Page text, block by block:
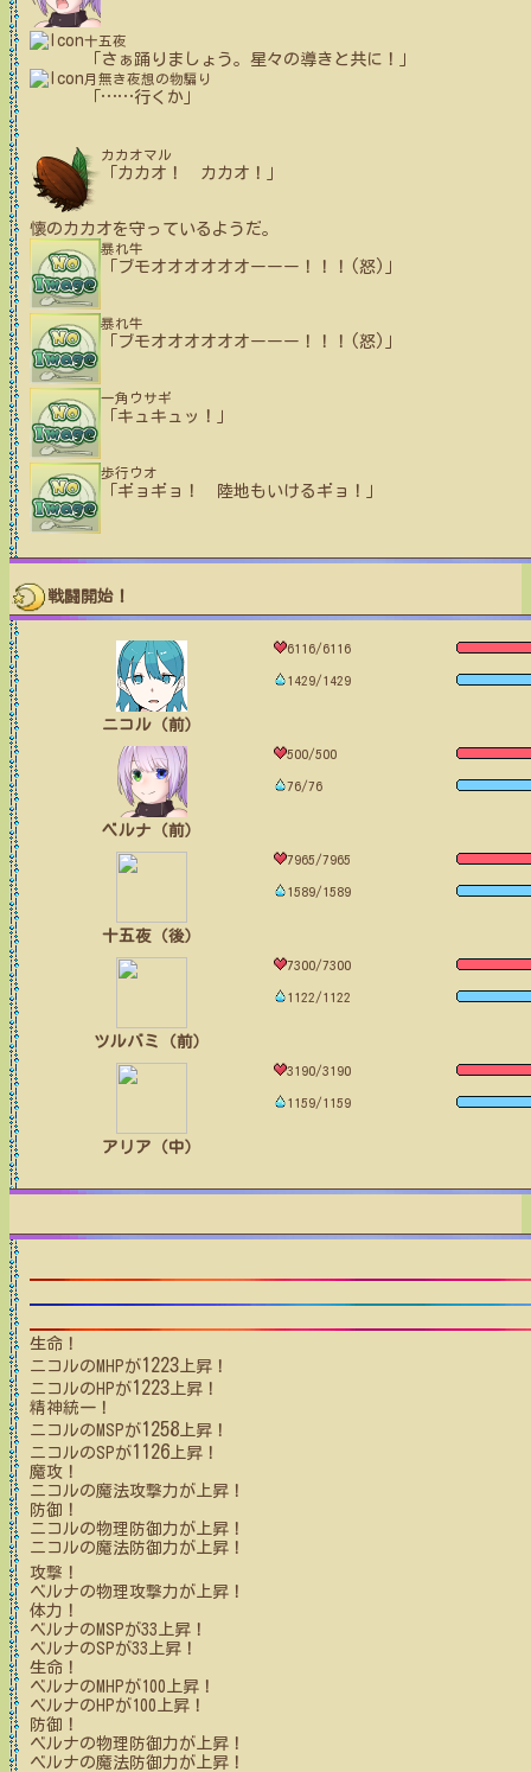
十五夜
「さぁ踊りましょう。星々の導きと共に！」
月無き夜想の物騙り
……行くか」
カカオマル
「カカオ！ カカオ！」
懐のカカオを守っているようだ。
暴れ牛
「ブモオオオオオオーーー！！！(怒)」
暴れ牛
「ブモオオオオオオーーー！！！(怒)」
一角ウサギ
「キュキュッ！」
歩行ウオ
「ギョギョ！ 陸地もいけるギョ！」
戦闘開始！
ニコル（前）
6116/6116
1429/1429
ベルナ（前）
500/500
76/76
十五夜（後）
7965/7965
1589/1589
ツルバミ（前）
7300/7300
1122/1122
アリア（中）
3190/3190
1159/1159
生命！
ニコルのMHPが1223上昇！
ニコルのHPが1223上昇！
精神統一！
ニコルのMSPが1258上昇！
ニコルのSPが1126上昇！
魔攻！
ニコルの魔法攻撃力が上昇！
防御！
ニコルの物理防御力が上昇！
ニコルの魔法防御力が上昇！
攻撃！
ベルナの物理攻撃力が上昇！
体力！
ベルナのMSPが33 上昇！
ベルナのSPが33 上昇！
生命！
ベルナのMHPが100 上昇！
ベルナのHPが100 上昇！
防御！
ベルナの物理防御力が上昇！
ベルナの魔法防御力が上昇！